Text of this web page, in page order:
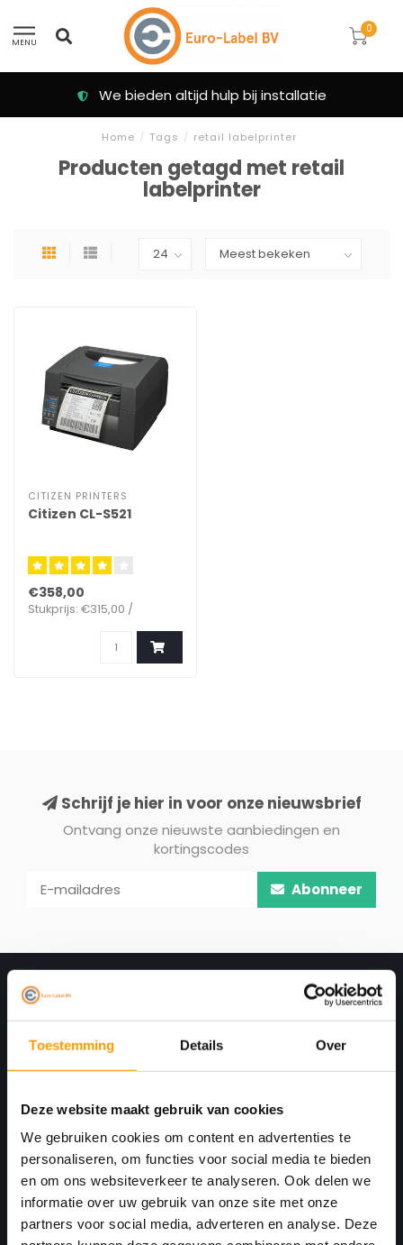
Toestemming Details Over
Deze website maakt gebruik van cookies
We gebruiken cookies om content en advertenties te
personaliseren, om functies voor social media te bieden
en om ons websiteverkeer te analyseren. Ook delen we
informatie over uw gebruik van onze site met onze
partners voor social media, adverteren en analyse. Deze
MENU
0
We bieden altijd hulp bij installatie
Home / Tags / retail labelprinter
Producten getagd met retail
labelprinter
CITIZEN PRINTERS
Citizen CL-S521
€358,00
Stukprijs: €315,00 /
Schrijf je hier in voor onze nieuwsbrief
Ontvang onze nieuwste aanbiedingen en
kortingscodes
Abonneer
Print. Plak. Klaar. Met een partner die met je
meedenkt.
Havenkant 6